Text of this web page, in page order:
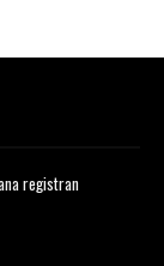
registran